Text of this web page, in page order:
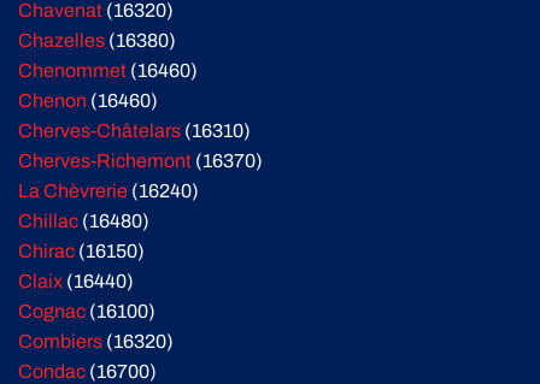
Chavenat (16320)
Chazelles (16380)
Chenommet (16460)
Chenon (16460)
Cherves-Châtelars (16310)
Cherves-Richemont (16370)
La Chèvrerie (16240)
Chillac (16480)
Chirac (16150)
Claix (16440)
Cognac (16100)
Combiers (16320)
Condac (16700)